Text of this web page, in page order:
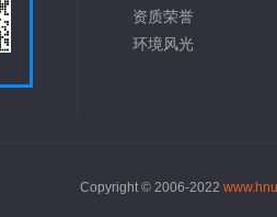
资质荣誉
环境风光
Copyright © 2006-2022